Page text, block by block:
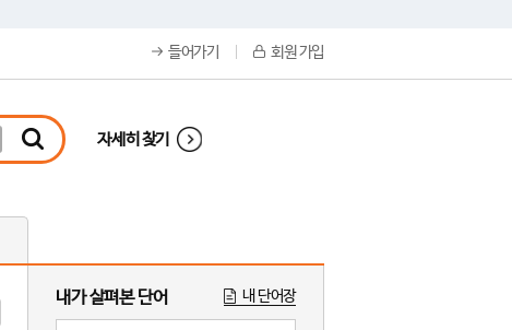
들어가기 회원 가입
자세히 찾기
내가 살펴본 단어 내 단어장